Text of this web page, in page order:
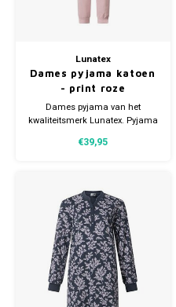
Lunatex
Dames pyjama katoen
- print roze
Dames pyjama van het
kwaliteitsmerk Lunatex. Pyjama
knoopjes) en is verkrijgbaar in
€39,95